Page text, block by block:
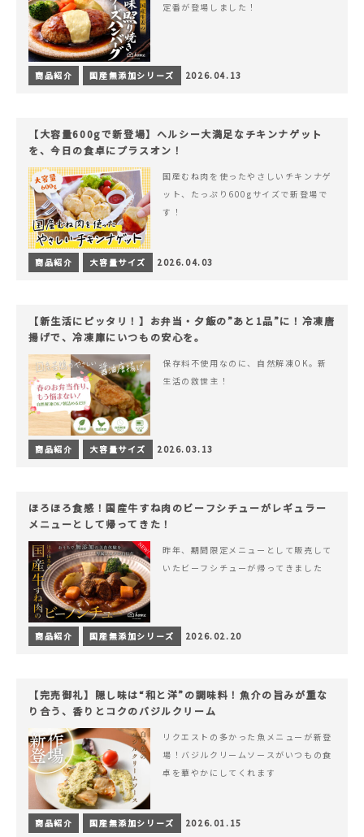
定番が登場しました！
商品紹介 国産無添加シリーズ 2026.04.13
【大容量600gで新登場】ヘルシー大満足なチキンナゲット
を、今日の食卓にプラスオン！
国産むね肉を使ったやさしいチキンナゲ
ット、たっぷり600gサイズで新登場で
す！
商品紹介 大容量サイズ 2026.04.03
【新生活にピッタリ！】お弁当・夕飯の”あと1品”に！冷凍唐
揚げで、冷凍庫にいつもの安心を。
保存料不使用なのに、自然解凍OK。新
生活の救世主！
商品紹介 大容量サイズ 2026.03.13
ほろほろ食感！国産牛すね肉のビーフシチューがレギュラー
メニューとして帰ってきた！
昨年、期間限定メニューとして販売して
いたビーフシチューが帰ってきました
商品紹介 国産無添加シリーズ 2026.02.20
【完売御礼】隠し味は“和と洋”の調味料！魚介の旨みが重な
り合う、香りとコクのバジルクリーム
リクエストの多かった魚メニューが新登
場！バジルクリームソースがいつもの食
卓を華やかにしてくれます
商品紹介 国産無添加シリーズ 2026.01.15